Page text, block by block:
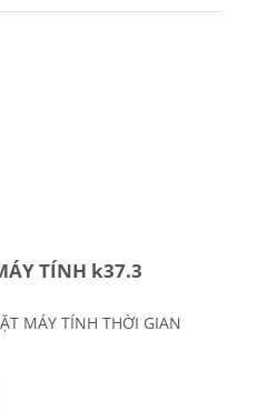
TÍNH k37.3
MÁY TÍNH THỜI GIAN